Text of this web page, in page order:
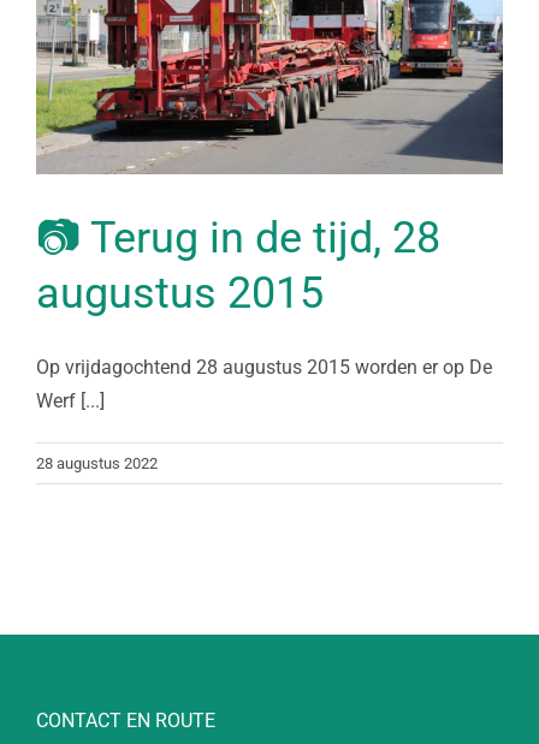
📷 Terug in de tijd, 28
augustus 2015
Op vrijdagochtend 28 augustus 2015 worden er op De
Werf [...]
28 augustus 2022
CONTACT EN ROUTE